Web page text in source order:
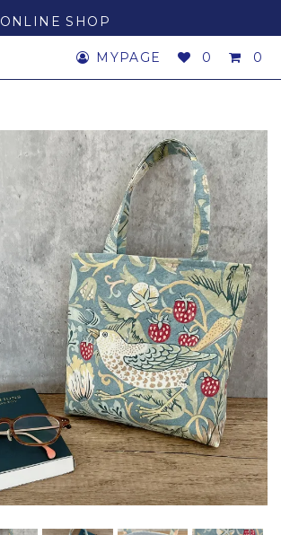
ONLINE SHOP
MYPAGE 0 0